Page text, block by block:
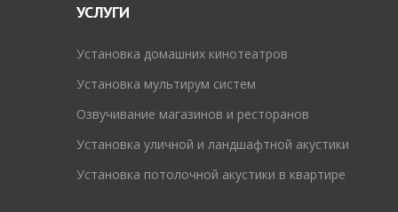
УСЛУГИ
Установка домашних кинотеатров
Установка мультирум систем
Озвучивание магазинов и ресторанов
Установка уличной и ландшафтной акустики
Установка потолочной акустики в квартире